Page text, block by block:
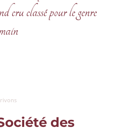
cru classé pour le genre
des